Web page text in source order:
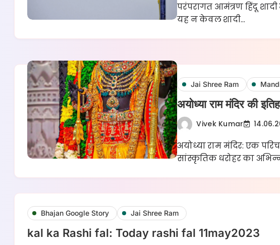
परंपरागत आमंत्रण हिंदू
यह न केवल शादी…
Jai Shree Ram
अयोध्या राम मंदिर की
Vivek Kumar
अयोध्या राम मंदिर: एक
सांस्कृतिक धरोहर का
Bhajan Google Story Jai Shree Ram
kal ka Rashi fal: Today rashi fal 11may2023